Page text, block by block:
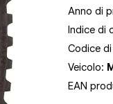
Anno di
Indice di
Codice
Veicolo:
EAN